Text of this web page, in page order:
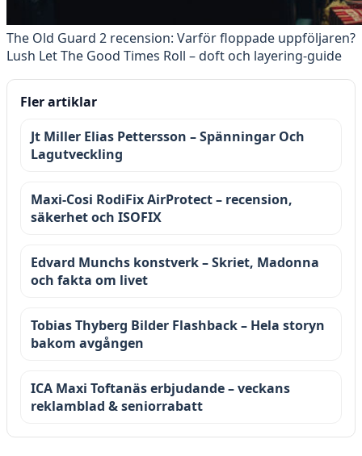
The Old Guard 2 recension: Varför floppade uppföljaren?
Lush Let The Good Times Roll – doft och layering-guide
Fler artiklar
Jt Miller Elias Pettersson – Spänningar Och
Lagutveckling
Maxi-Cosi RodiFix AirProtect – recension,
säkerhet och ISOFIX
Edvard Munchs konstverk – Skriet, Madonna
och fakta om livet
Tobias Thyberg Bilder Flashback – Hela storyn
bakom avgången
ICA Maxi Toftanäs erbjudande – veckans
reklamblad & seniorrabatt